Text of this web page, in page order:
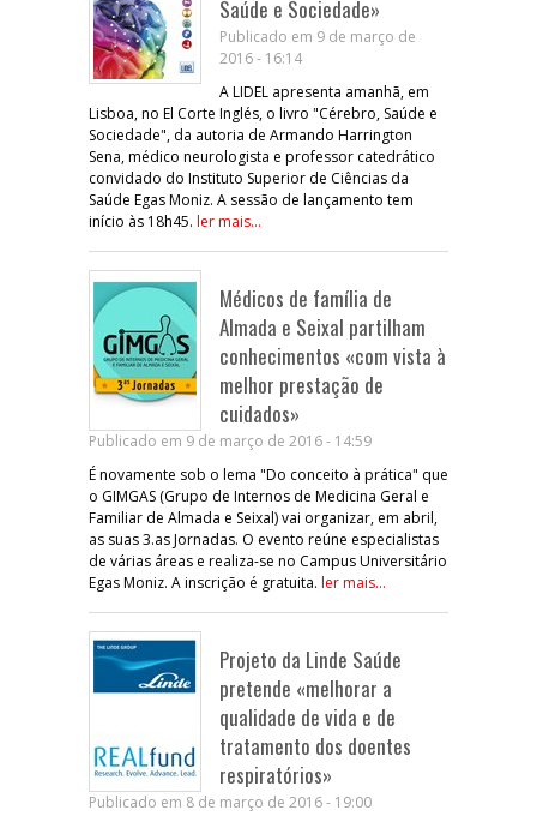
Saúde e Sociedade»
Publicado em 9 de março de
2016 - 16:14
A LIDEL apresenta amanhã, em
Lisboa, no El Corte Inglés, o livro "Cérebro, Saúde e
Sociedade", da autoria de Armando Harrington
Sena, médico neurologista e professor catedrático
convidado do Instituto Superior de Ciências da
Saúde Egas Moniz. A sessão de lançamento tem
início às 18h45. ler mais...
Médicos de família de
Almada e Seixal partilham
conhecimentos «com vista à
melhor prestação de
cuidados»
Publicado em 9 de março de 2016 - 14:59
É novamente sob o lema "Do conceito à prática" que
o GIMGAS (Grupo de Internos de Medicina Geral e
Familiar de Almada e Seixal) vai organizar, em abril,
as suas 3.as Jornadas. O evento reúne especialistas
de várias áreas e realiza-se no Campus Universitário
Egas Moniz. A inscrição é gratuita. ler mais...
Projeto da Linde Saúde
pretende «melhorar a
qualidade de vida e de
tratamento dos doentes
respiratórios»
Publicado em 8 de março de 2016 - 19:00